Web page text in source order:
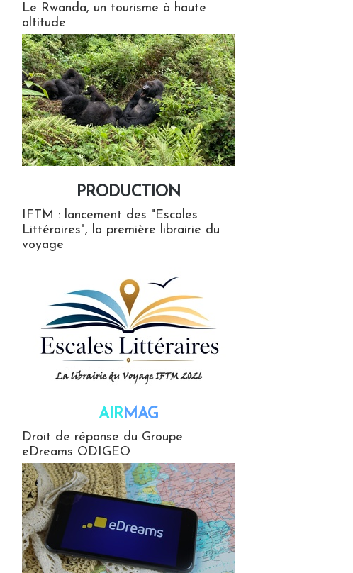
Le Rwanda, un tourisme à haute
altitude
PRODUCTION
IFTM : lancement des "Escales
Littéraires", la première librairie du
voyage
AIRMAG
Droit de réponse du Groupe
eDreams ODIGEO